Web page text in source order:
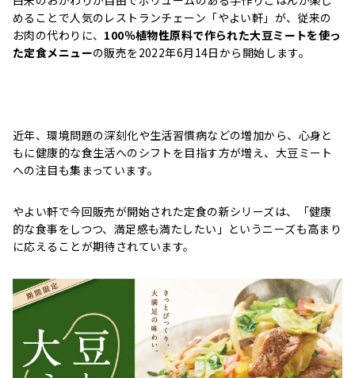
めることで人気のレストランチェーン「やよい軒」が、従来の
お肉の代わりに、 100％植物性原料で作られた大豆ミートを使っ
た定食メニューの販売を2022年6月14日から開始します。
近年、環境問題の深刻化や生活習慣病などの増加から、心身と
もに健康的な食生活へのシフトを目指す方が増え、大豆ミート
への注目も集まっています。
やよい軒で今回販売が開始された定食の新シリーズは、「健康
的な食事をしつつ、満足感も満たしたい」というニーズも高まり
に応えることが期待されています。